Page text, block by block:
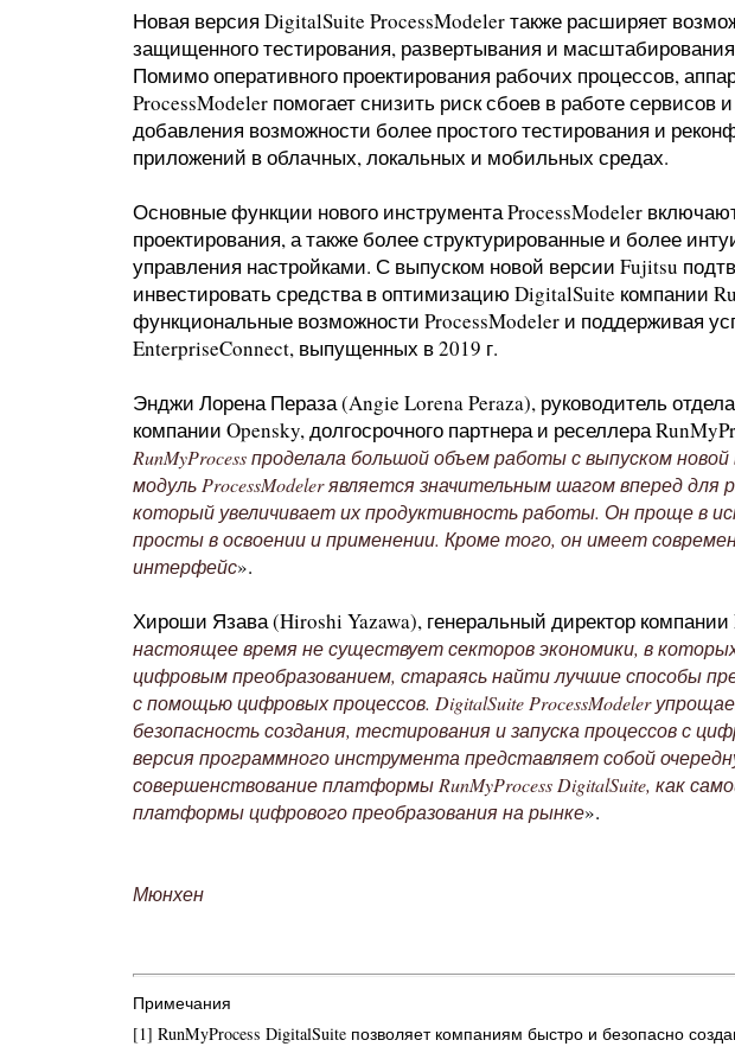
Новая версия DigitalSuite ProcessModeler также расширяет
защищенного тестирования, развертывания и
Помимо оперативного проектирования рабочих процессов,
ProcessModeler помогает снизить риск сбоев в работе
добавления возможности более простого тестирования и
приложений в облачных, локальных и мобильных средах.
Основные функции нового инструмента ProcessModeler
проектирования, а также более структурированные и более
управления настройками. С выпуском новой версии Fujitsu
инвестировать средства в оптимизацию DigitalSuite компании
функциональные возможности ProcessModeler и поддерживая
EnterpriseConnect, выпущенных в 2019 г.
Энджи Лорена Пераза (Angie Lorena Peraza), руководитель
компании Opensky, долгосрочного партнера и реселлера
RunMyProcess проделала большой объем работы с выпуском
модуль ProcessModeler является значительным шагом вперед для
который увеличивает их продуктивность работы. Он проще в
просты в освоении и применении. Кроме того, он имеет
интерфейс».
Хироши Язава (Hiroshi Yazawa), генеральный директор компании
настоящее время не существует секторов экономики, в
цифровым преобразованием, стараясь найти лучшие способы
с помощью цифровых процессов. DigitalSuite ProcessModeler
безопасность создания, тестирования и запуска процессов с
версия программного инструмента представляет собой
совершенствование платформы RunMyProcess DigitalSuite, как
платформы цифрового преобразования на рынке».
Мюнхен
Примечания
[1] RunMyProcess DigitalSuite позволяет компаниям быстро и безопасно